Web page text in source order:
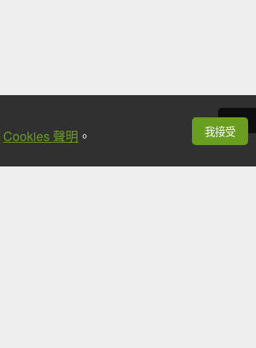
Cookies 聲明 。 我接受